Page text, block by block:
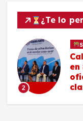
¿Te lo
2
en